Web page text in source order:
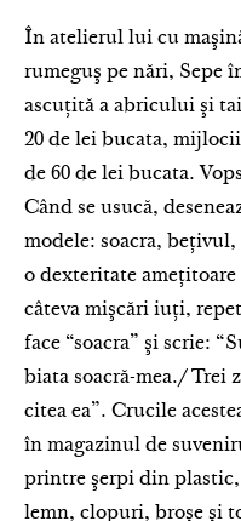
În atelierul lui cu
rumeguş pe nări, Sepe
ascuţită a abricului şi
20 de lei bucata,
de 60 de lei bucata.
Când se usucă,
modele: soacra,
o dexteritate
câteva mişcări iuţi,
face “soacra” şi scrie:
biata soacră-mea./ Trei
citea ea”. Crucile
în magazinul de
printre şerpi din
lemn, clopuri, broşe şi